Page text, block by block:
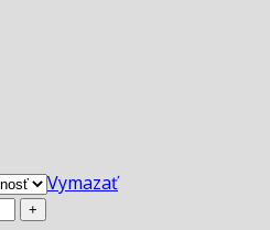
Vymazať